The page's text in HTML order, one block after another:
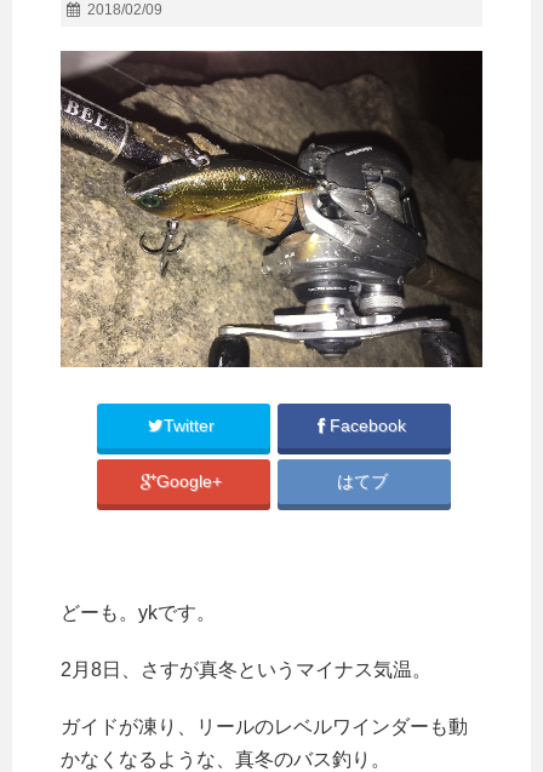
2018/02/09
Twitter Facebook
Google+ はてブ
どーも。ykです。
2月8日、さすが真冬というマイナス気温。
ガイドが凍り、リールのレベルワインダーも動
かなくなるような、真冬のバス釣り。